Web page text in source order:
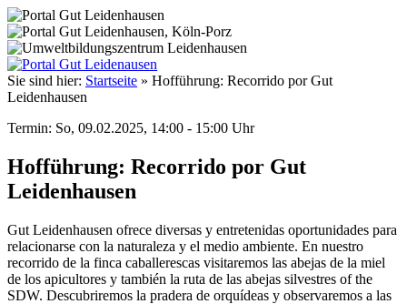
Sie sind hier: Startseite » Hofführung: Recorrido por Gut
Leidenhausen
Termin: So, 09.02.2025, 14:00 - 15:00 Uhr
Hofführung: Recorrido por Gut
Leidenhausen
Gut Leidenhausen ofrece diversas y entretenidas oportunidades para
relacionarse con la naturaleza y el medio ambiente. En nuestro
recorrido de la finca caballerescas visitaremos las abejas de la miel
de los apicultores y también la ruta de las abejas silvestres of the
SDW. Descubriremos la pradera de orquídeas y observaremos a las